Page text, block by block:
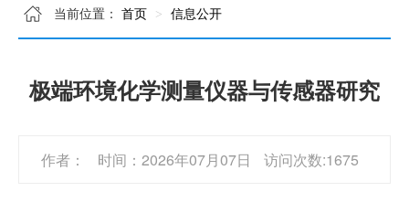
当前位置： 首页 信息公开
极端环境化学测量仪器与传感器研究
作者： 时间：2026年07月07日 访问次数:1675